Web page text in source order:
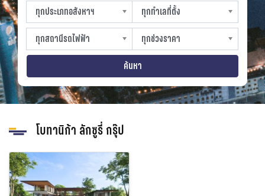
ทุกประเภทอสังหาฯ
ทุกประเภทอสังหาฯ
sproperty
ทุกทำเลที่ตั้ง
ทุกทำเลที่ตั้ง
slocation
ทุกสถานีรถไฟฟ้า
ทุกสถานีรถไฟฟ้า
strain-station
ทุกช่วงราคา
ทุกช่วงราคา
sprice
ค้นหา
โบทานิก้า ลักซูรี่ กรุ๊ป